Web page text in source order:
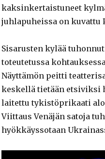
kaksinkertaistuneet
juhlapuheissa on kuvattu
Sisarusten kylää
toteutetussa
Näyttämön peitti
keskellä tietään etsiviksi
laitettu tykistöprikaati
Viittaus Venäjän satoja
hyökkäyssotaan